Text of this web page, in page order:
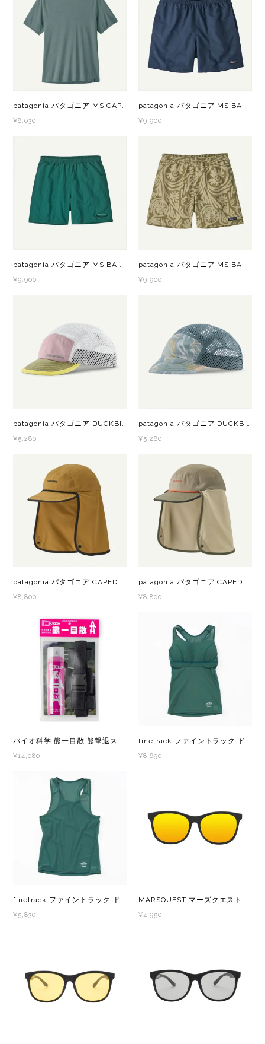
カルノパワー
ジャパンエナジーフード
オレは摂取す
セット
GONTEX(ゴンテックス)
goodr(グダー)
handson grip (ハンズオングリップ)
injinji(インジンジ)
INSTINCT(インスティンクト)
Joe Nimble(ジョー ニンブル)
Lithe Apparel（ライテ アパレル）
LUNA SANDALS(ルナサンダル)
MERRELL(メレル)
milestone(マイルストーン)
MOUNTAIN HARD WEAR(マウンテンハー
MYSTERY RANCH (ミステリーランチ)
New Era(ニューエラ)
New-HALE(ニューハレ)
NNORMAL(ノーマル)
ODLO (オドロ )
OLENO(オレノ)
OMM(オリジナルマウンテンマラソン)
OOFOS (ウーフォス)
Outdoor Research (アウトドアリサーチ)
PaaGo WORKS(パーゴワークス)
patagonia(パタゴニア)
R×L(アールエル)
ranor(ラナー)
RAIDLIGHT(レイドライト)
patagonia パタゴニア MS CAP COOL ULTRA SHIRT（キャップリーンクールウルトラシャツ） BSLX 44710 メンズ 半袖シャツ
¥8,030
patagonia パタゴニア MS BAGGIES SHORTS - 5 IN.（バギーズショーツ） TPBL 57022 メンズ ショートパンツ
¥9,900
patagonia パタゴニア MS BAGGIES SHORTS - 5 IN.（バギーズショーツ） OLGM 57022 メンズ ショートパンツ
¥9,900
patagonia パタゴニア MS BAGGIES SHORTS - 5 IN.（バギーズショーツ） ENWS 57022 メンズ ショートパンツ
¥9,900
¥5,280 ¥5,280
patagonia パタゴニア CAPED MERGANZER HAT BCBN 33570 メンズ・レディース ハット
¥8,800
patagonia パタゴニア CAPED MERGANZER HAT RVGN 33570 メンズ・レディース ハット
¥8,800
バイオ科学 熊一目散 熊撃退スプレー 熊よけ 熊スプレー ホルダー有 国産熊スプレー
¥14,080
finetrack ファイントラック ドライレイヤークールブラタンクトップ（登山道への寄付つき） DUM0804
¥8,690
¥5,830 ¥4,950